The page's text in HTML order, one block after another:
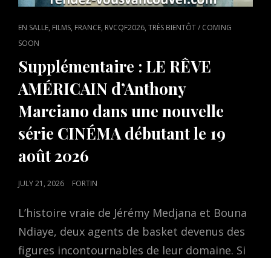
CAT
LINKS
EN SALLE, FILMS, FRANCE, RVCQF2026,TRÈS BIENTÔT / COMING
SOON
Supplémentaire : LE RÊVE
AMÉRICAIN d’Anthony
Marciano dans une nouvelle
série CINÉMA débutant le 19
août 2026
POSTED
JULY 21, 2026 FORTIN
L’histoire vraie de Jérémy Medjana et Bouna
Ndiaye, deux agents de basket devenus des
figures incontournables de leur domaine. Si